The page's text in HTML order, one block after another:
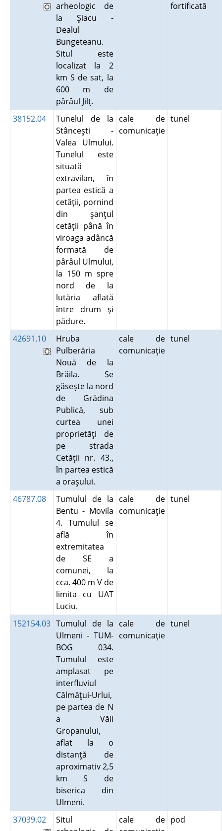
arheologic de
la Şiacu -
Dealul
Bungeteanu.
Situl este
localizat la 2
km S de sat, la
600 m de
pârâul Jilţ.
fortificată
38152.04
Tunelul de la
Stânceşti -
Valea Ulmului.
Tunelul este
situată
extravilan, în
partea estică a
cetăţii, pornind
din şanţul
cetăţii până în
viroaga adâncă
formată de
pârâul Ulmului,
la 150 m spre
nord de la
lutăria aflată
între drum şi
pădure.
cale de
comunicaţie
tunel
42691.10
Hruba
Pulberăria
Nouă de la
Brăila. Se
găseşte la nord
de Grădina
Publică, sub
curtea unei
proprietăţi de
pe strada
Cetăţii nr. 43.,
în partea estică
a oraşului.
cale de
comunicaţie
tunel
46787.08
Tumulul de la
Bentu - Movila
4. Tumulul se
află în
extremitatea
de SE a
comunei, la
cca. 400 m V de
limita cu UAT
Luciu.
cale de
comunicaţie
tunel
152154.03 Tumulul de la
Ulmeni - TUM-
BOG 034.
Tumulul este
amplasat pe
interfluviul
Călmăţui-Urlui,
pe partea de N
a Văii
Gropanului,
aflat la o
distanţă de
aproximativ 2,5
km S de
biserica din
Ulmeni.
cale de
comunicaţie
tunel
37039.02
Situl
cale de pod